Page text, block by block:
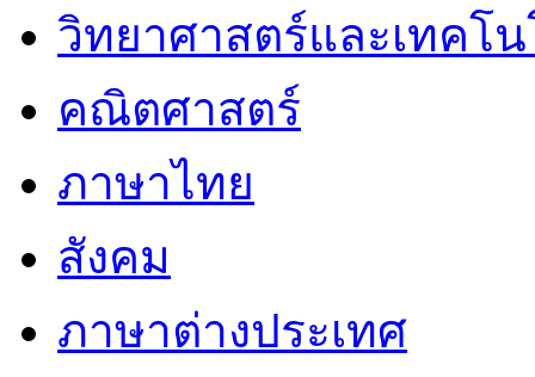
วิทยาศาสตร์และเทคโ
คณิตศาสตร์
ภาษาไทย
สังคม
ภาษาต่างประเทศ